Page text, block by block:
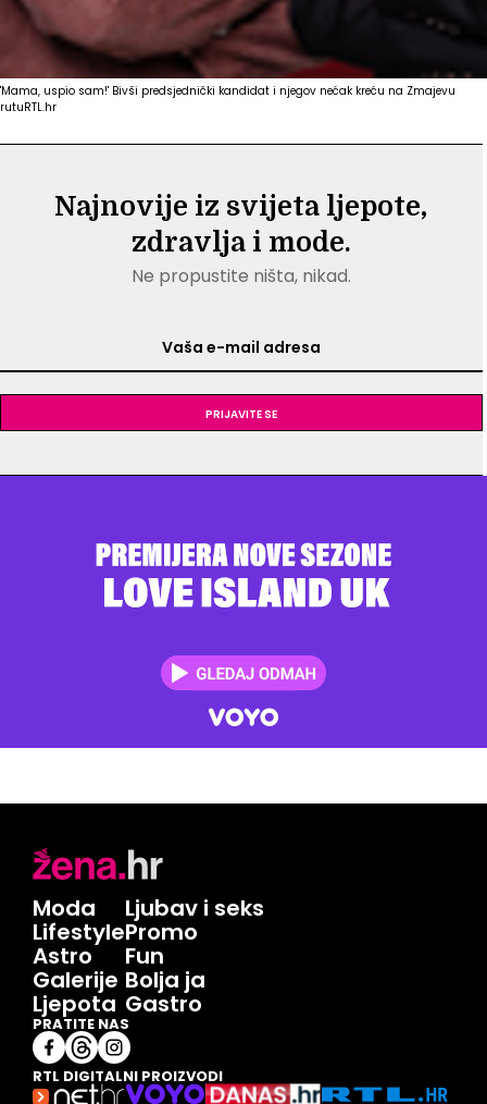
'Mama, uspio sam!' Bivši predsjednički kandidat i njegov nećak kreću na Zmajevu
rutuRTL.hr
Najnovije iz svijeta ljepote,
zdravlja i mode.
Ne propustite ništa, nikad.
Prijavite se
Moda
Lifestyle
Astro
Galerije
Ljepota
Ljubav i seks
Promo
Fun
Bolja ja
Gastro
PRATITE NAS
RTL DIGITALNI PROIZVODI